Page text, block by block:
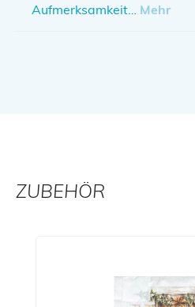
Aufmerksamkeit… Mehr
ZUBEHÖR